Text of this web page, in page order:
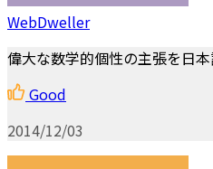
WebDweller
偉大な数学的個性の主張を日本
Good
2014/12/03